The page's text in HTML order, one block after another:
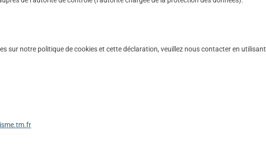
sur notre politique de cookies et cette déclaration, veuillez nous contacter en utilisant